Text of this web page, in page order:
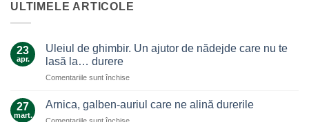
ULTIMELE ARTICOLE
23
apr.
Uleiul de ghimbir. Un ajutor de nădejde care nu te
lasă la… durere
Comentariile sunt închisepentru
de
27
mart.
Arnica, galben-auriul care ne alină durerile
pentru